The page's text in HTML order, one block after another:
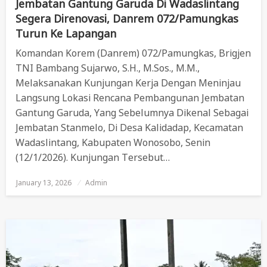
Jembatan Gantung Garuda Di Wadaslintang
Segera Direnovasi, Danrem 072/Pamungkas
Turun Ke Lapangan
Komandan Korem (Danrem) 072/Pamungkas, Brigjen
TNI Bambang Sujarwo, S.H., M.Sos., M.M.,
Melaksanakan Kunjungan Kerja Dengan Meninjau
Langsung Lokasi Rencana Pembangunan Jembatan
Gantung Garuda, Yang Sebelumnya Dikenal Sebagai
Jembatan Stanmelo, Di Desa Kalidadap, Kecamatan
Wadaslintang, Kabupaten Wonosobo, Senin
(12/1/2026). Kunjungan Tersebut…
Posted
January 13, 2026 Admin